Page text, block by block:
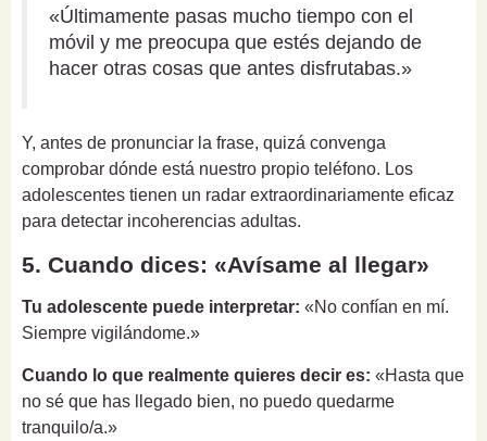
«Últimamente pasas mucho tiempo con el
móvil y me preocupa que estés dejando de
hacer otras cosas que antes disfrutabas.»
Y, antes de pronunciar la frase, quizá convenga
comprobar dónde está nuestro propio teléfono. Los
adolescentes tienen un radar extraordinariamente eficaz
para detectar incoherencias adultas.
5. Cuando dices: «Avísame al llegar»
Tu adolescente puede interpretar: «No confían en mí.
Siempre vigilándome.»
Cuando lo que realmente quieres decir es: «Hasta que
no sé que has llegado bien, no puedo quedarme
tranquilo/a.»